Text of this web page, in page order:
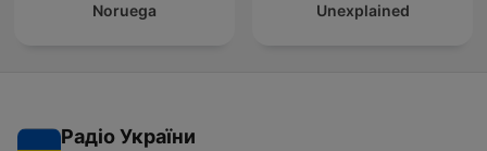
Noruega Unexplained
Радіо України